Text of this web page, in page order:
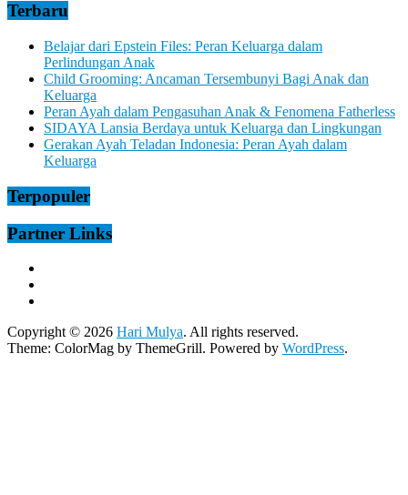
Terbaru
Belajar dari Epstein Files: Peran Keluarga dalam
Perlindungan Anak
Child Grooming: Ancaman Tersembunyi Bagi Anak dan
Keluarga
Peran Ayah dalam Pengasuhan Anak & Fenomena Fatherless
SIDAYA Lansia Berdaya untuk Keluarga dan Lingkungan
Gerakan Ayah Teladan Indonesia: Peran Ayah dalam
Keluarga
Terpopuler
Partner Links
Copyright © 2026 Hari Mulya. All rights reserved.
Theme: ColorMag by ThemeGrill. Powered by WordPress.